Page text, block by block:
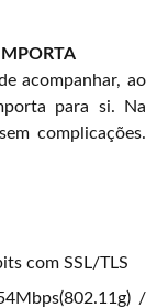
acompanhar, ao
para si. Na
complicações.
com SSL/TLS
/